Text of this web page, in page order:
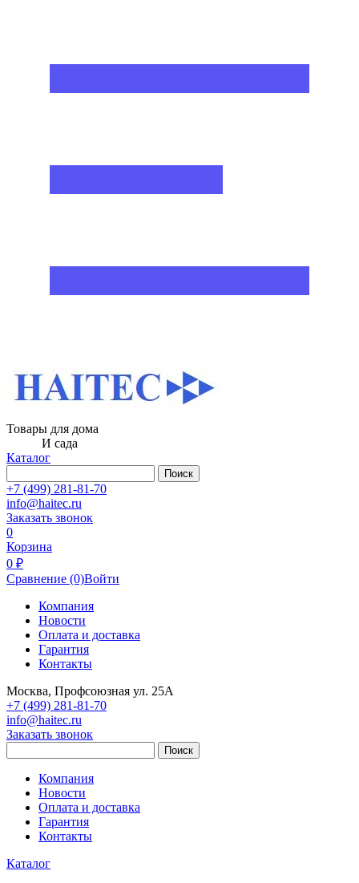
Товары для дома
И сада
Каталог
Поиск
+7 (499) 281-81-70
info@haitec.ru
Заказать звонок
0
Корзина
0 ₽
Сравнение (0)Войти
Компания
Новости
Оплата и доставка
Гарантия
Контакты
Москва, Профсоюзная ул. 25А
+7 (499) 281-81-70
info@haitec.ru
Заказать звонок
Поиск
Компания
Новости
Оплата и доставка
Гарантия
Контакты
Каталог